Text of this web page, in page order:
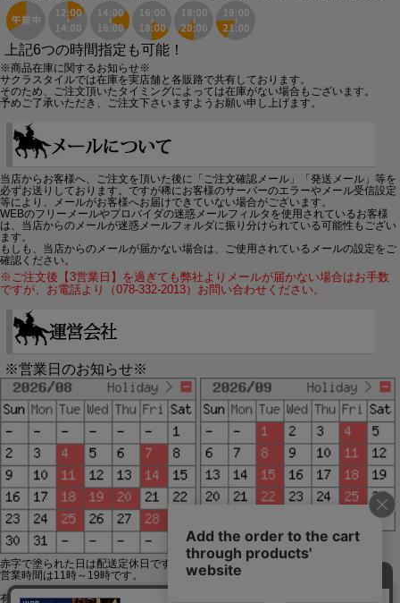
上記6つの時間指定も可能！
※商品在庫に関するお知らせ※
サクラスタイルでは在庫を実店舗と各販路で共有しております。
そのため、ご注文頂いたタイミングによっては在庫がない場合もございます。
予めご了承いただき、ご注文下さいますようお願い申し上げます。
当店からお客様へ、ご注文を頂いた後に「ご注文確認メール」「発送メール」等を
必ずお送りしております。ですが稀にお客様のサーバーのエラーやメール受信設定
等により、メールがお客様へお届けできていない場合がございます。
WEBのフリーメールやプロバイダの迷惑メールフィルタを使用されているお客様
は、当店からのメールが迷惑メールフォルダに振り分けられている可能性もござい
ます。
もしも、当店からのメールが届かない場合は、ご使用されているメールの設定をご
確認ください。
※ご注文後【3営業日】を過ぎても弊社よりメールが届かない場合はお手数
ですが、お電話より（078-332-2013）お問い合わせください。
※営業日のお知らせ※
赤字で塗られた日は配送定休日です。
営業時間は11時～19時です。
有限会社ジップジップ SakuraStyle通販事業部